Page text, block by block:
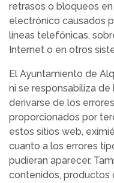
retrasos o bloqueos
electrónico causados
líneas telefónicas,
Internet o en otros
El Ayuntamiento de
ni se responsabiliza
derivarse de los
proporcionados por
estos sitios web,
cuanto a los errores
pudieran aparecer.
contenidos, productos